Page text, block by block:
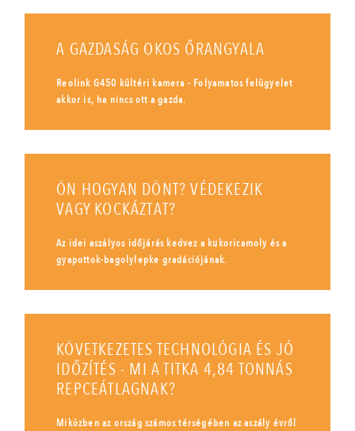
A GAZDASÁG OKOS ŐRANGYALA
Reolink G450 kültéri kamera - Folyamatos felügyelet
akkor is, ha nincs ott a gazda.
ÖN HOGYAN DÖNT? VÉDEKEZIK
VAGY KOCKÁZTAT?
Az idei aszályos időjárás kedvez a kukoricamoly és a
gyapottok-bagolylepke gradációjának.
KÖVETKEZETES TECHNOLÓGIA ÉS JÓ
IDŐZÍTÉS - MI A TITKA 4,84 TONNÁS
REPCEÁTLAGNAK?
Miközben az ország számos térségében az aszály évről